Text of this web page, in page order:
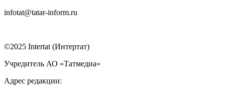
infotat@tatar-inform.ru
©2025 Intertat (Интертат)
Учредитель АО «Татмедиа»
Адрес редакции: